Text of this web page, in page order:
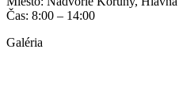
Čas: 8:00 – 14:00
Galéria